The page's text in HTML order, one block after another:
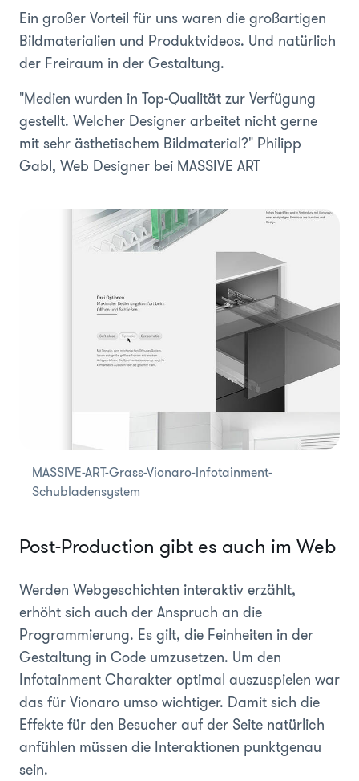
Ein großer Vorteil für uns waren die großartigen
Bildmaterialien und Produktvideos. Und natürlich
der Freiraum in der Gestaltung.
"Medien wurden in Top-Qualität zur Verfügung
gestellt. Welcher Designer arbeitet nicht gerne
mit sehr ästhetischem Bildmaterial?" Philipp
Gabl, Web Designer bei MASSIVE ART
MASSIVE-ART-Grass-Vionaro-Infotainment-
Schubladensystem
Post-Production gibt es auch im Web
Werden Webgeschichten interaktiv erzählt,
erhöht sich auch der Anspruch an die
Programmierung. Es gilt, die Feinheiten in der
Gestaltung in Code umzusetzen. Um den
Infotainment Charakter optimal auszuspielen war
das für Vionaro umso wichtiger. Damit sich die
Effekte für den Besucher auf der Seite natürlich
anfühlen müssen die Interaktionen punktgenau
sein.